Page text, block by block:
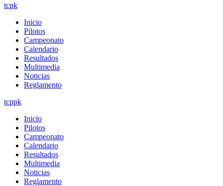
tcpk
Inicio
Pilotos
Campeonato
Calendario
Resultados
Multimedia
Noticias
Reglamento
tcppk
Inicio
Pilotos
Campeonato
Calendario
Resultados
Multimedia
Noticias
Reglamento